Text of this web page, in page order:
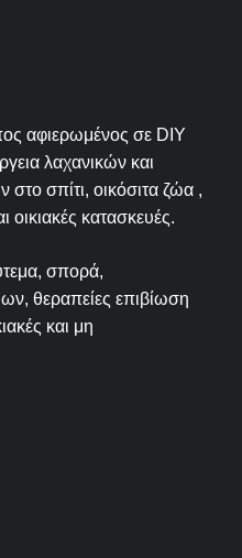
αφιερωμένος σε DIY
λαχανικών και
σπίτι, οικόσιτα ζώα ,
οικιακές κατασκευές.
σπορά,
θεραπείες επιβίωση
και μη